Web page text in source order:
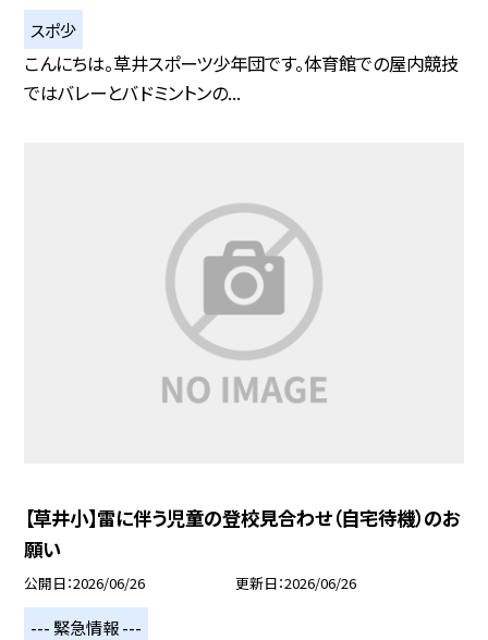
スポ少
こんにちは。草井スポーツ少年団です。体育館での屋内競技
ではバレーとバドミントンの...
【草井小】雷に伴う児童の登校見合わせ（自宅待機）のお
願い
公開日 2026/06/26 更新日 2026/06/26
--- 緊急情報 ---